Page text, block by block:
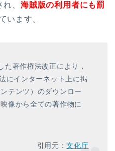
、 海賊版の利用者にも罰
います。
著作権法改正により，
にインターネット上に掲
テンツ）のダウンロー
像から全ての著作物に
引用元：文化庁